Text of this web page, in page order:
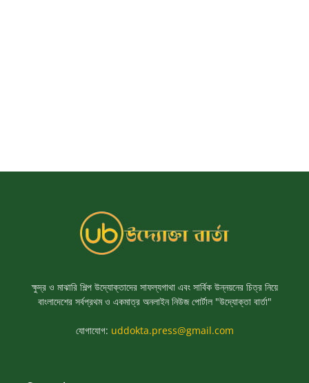
ক্ষুদ্র ও মাঝারি শিল্প উদ্যোক্তাদের সাফল্যগাথা এবং সার্বিক উন্নয়নের চিত্র নিয়ে
বাংলাদেশের সর্বপ্রথম ও একমাত্র অনলাইন নিউজ পোর্টাল "উদ্যোক্তা বার্তা"
যোগাযোগ: uddokta.press@gmail.com